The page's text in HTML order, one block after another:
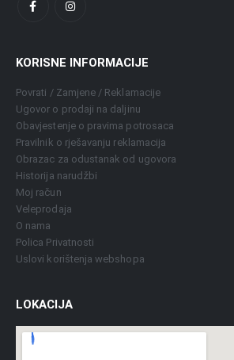
KORISNE INFORMACIJE
Povrati / Zamjene / Reklamacije
Ugovor o prodaji na daljinu
Obavjestenje o pravima potrosaca
Pravilnik o rješavanju reklamacija
Obrazac za odustanak od ugovora
Historija narudžbi
Moj račun
Veleprodaja
O nama
Polica Privatnosti
Uslovi korištenja webshopa
LOKACIJA